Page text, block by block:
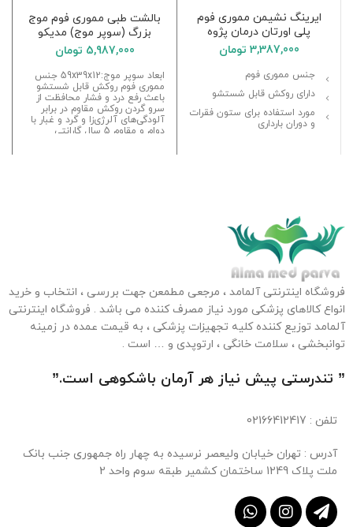
ایرینگ نشیمن مموری فوم
پلی اورتان درمان پژوه
3,387,000 تومان
جنس مموری فوم
دارای روکش قابل شستشو
مورد استفاده برای ستون فقرات
و دوران بارداری
بالشت طبی مموری فوم موج
بزرگ (سوپر موج) مدیکو
5,987,000 تومان
ابعاد سوپر موج:59x39x12 جنس
مموری فوم روکش قابل شستشو
باعث رفع درد و فشار محافظت از
سرو گردن روکش مقاوم در برابر
آلودگی‌های آلرژی‌زا و گرد و غبار با
دوام و مقاوم 5 سال گارانتی
فروشگاه اینترنتی آلمامد ، مرجعی مطمعن جهت بررسی ، انتخاب و خرید
انواع کالاهای پزشکی مورد نیاز مصرف کننده می باشد . فروشگاه اینترنتی
آلمامد توزیع کننده کلیه تجهیزات پزشکی ، به قیمت عمده در زمینه
توانبخشی ، سلامت خانگی ، ارتوپدی و … است .
” تندرستی پیش نیاز هر آرمان باشکوهی است.”
تلفن : 02166412417
آدرس : تهران خیابان ولیعصر نرسیده به چهار راه جمهوری جنب بانک
ملت پلاک 1249 ساختمان کشمیر طبقه سوم واحد 2